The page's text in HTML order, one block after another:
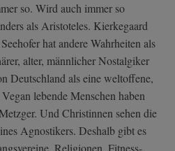
so. Wird auch immer so
als Aristoteles. Kierkegaard
hat andere Wahrheiten als
alter, männlicher Nostalgiker
Deutschland als eine weltoffene,
lebende Menschen haben
Und Christinnen sehen die
Agnostikers. Deshalb gibt es
Religionen, Fitness-